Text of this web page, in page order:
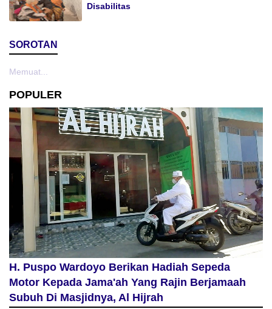
Disabilitas
SOROTAN
Memuat...
POPULER
H. Puspo Wardoyo Berikan Hadiah Sepeda
Motor Kepada Jama'ah Yang Rajin Berjamaah
Subuh Di Masjidnya, Al Hijrah